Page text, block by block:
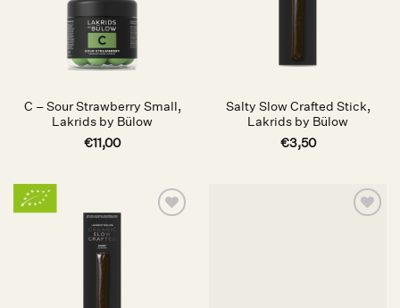
C – Sour Strawberry Small,
Lakrids by Bülow
€11,00
Salty Slow Crafted Stick,
Lakrids by Bülow
€3,50